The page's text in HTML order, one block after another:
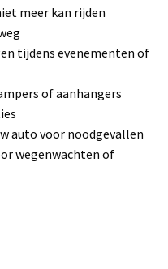
meer kan rijden
tijdens evenementen of
of aanhangers
auto voor noodgevallen
wegenwachten of